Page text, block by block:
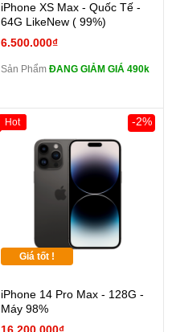
iPhone XS Max - Quốc Tế -
64G LikeNew ( 99%)
6.500.000₫
Sản Phẩm ĐANG GIẢM GIÁ 490k
Giá tốt !
iPhone 14 Pro Max - 128G -
Máy 98%
-2%
Hot